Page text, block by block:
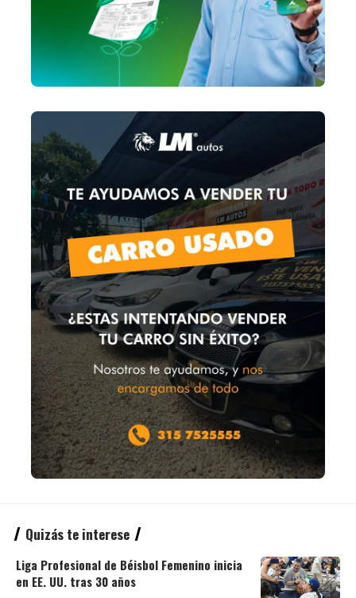
Quizás te interese
Liga Profesional de Béisbol Femenino inicia
en EE. UU. tras 30 años